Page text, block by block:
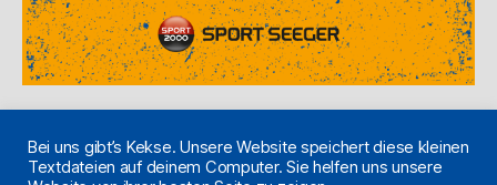
Bei uns gibt’s Kekse. Unsere Website speichert diese kleinen
Textdateien auf deinem Computer. Sie helfen uns unsere